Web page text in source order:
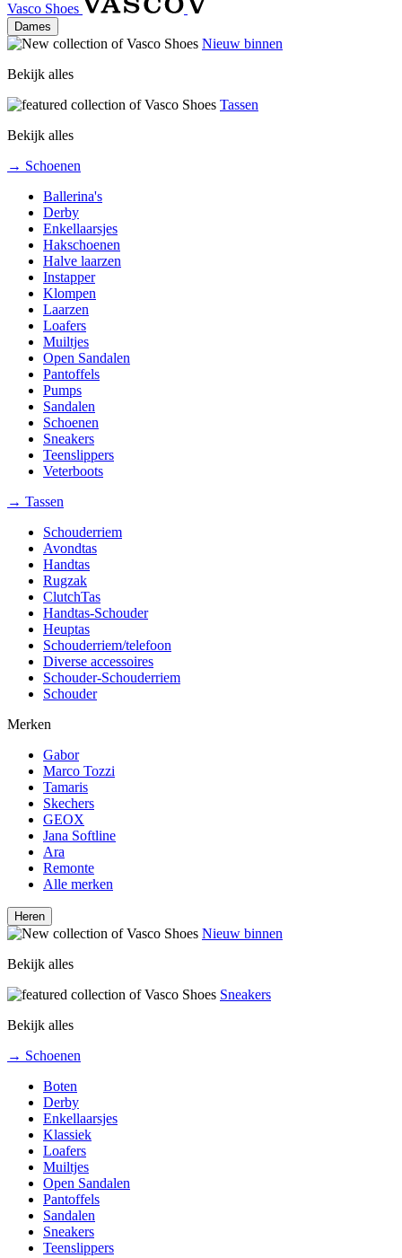
Vasco Shoes
Dames
Nieuw binnen
Bekijk alles
Tassen
Bekijk alles
→ Schoenen
Ballerina's
Derby
Enkellaarsjes
Hakschoenen
Halve laarzen
Instapper
Klompen
Laarzen
Loafers
Muiltjes
Open Sandalen
Pantoffels
Pumps
Sandalen
Schoenen
Sneakers
Teenslippers
Veterboots
→ Tassen
Schouderriem
Avondtas
Handtas
Rugzak
ClutchTas
Handtas-Schouder
Heuptas
Schouderriem/telefoon
Diverse accessoires
Schouder-Schouderriem
Schouder
Merken
Gabor
Marco Tozzi
Tamaris
Skechers
GEOX
Jana Softline
Ara
Remonte
Alle merken
Heren
Nieuw binnen
Bekijk alles
Sneakers
Bekijk alles
→ Schoenen
Boten
Derby
Enkellaarsjes
Klassiek
Loafers
Muiltjes
Open Sandalen
Pantoffels
Sandalen
Sneakers
Teenslippers